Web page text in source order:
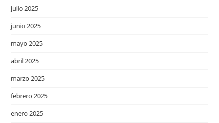
julio 2025
junio 2025
mayo 2025
abril 2025
marzo 2025
febrero 2025
enero 2025